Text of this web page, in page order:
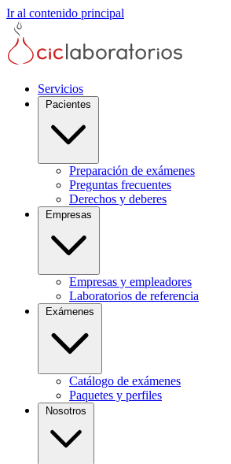
Ir al contenido principal
Servicios
Preparación de exámenes
Preguntas frecuentes
Derechos y deberes
Empresas y empleadores
Laboratorios de referencia
Catálogo de exámenes
Paquetes y perfiles